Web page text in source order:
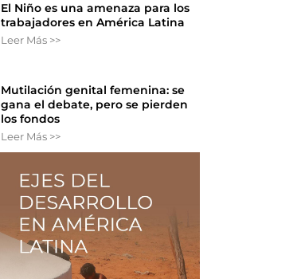
El Niño es una amenaza para los
trabajadores en América Latina
Leer Más >>
Mutilación genital femenina: se
gana el debate, pero se pierden
los fondos
Leer Más >>